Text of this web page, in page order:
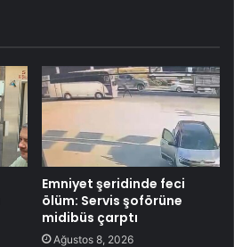
Emniyet şeridinde feci
ölüm: Servis şoförüne
midibüs çarptı
Ağustos 8, 2026